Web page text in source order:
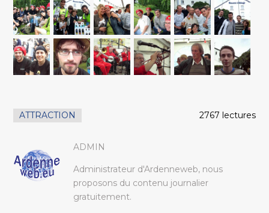
ATTRACTION 2767 lectures
ADMIN
Administrateur d'Ardenneweb, nous
proposons du contenu journalier
gratuitement.